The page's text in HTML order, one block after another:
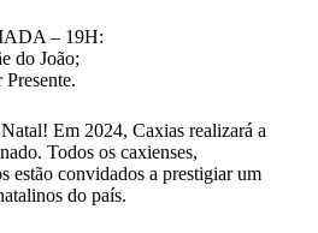
– 19H:
do João;
Em 2024, Caxias realizará a
Todos os caxienses,
estão convidados a prestigiar um
do país.